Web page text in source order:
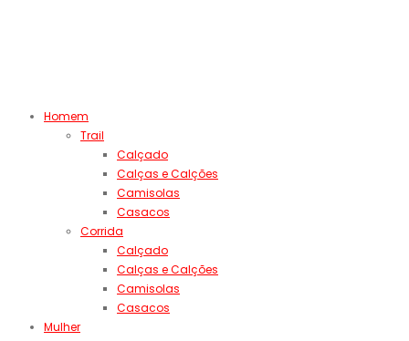
Homem
Trail
Calçado
Calças e Calções
Camisolas
Casacos
Corrida
Calçado
Calças e Calções
Camisolas
Casacos
Mulher